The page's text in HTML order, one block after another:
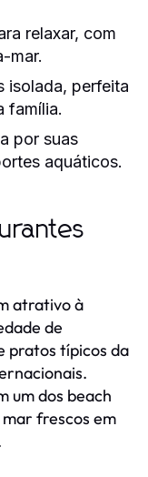
relaxar, com
mar.
isolada, perfeita
família.
por suas
aquáticos.
atrativo à
de
pratos típicos da
um dos beach
frescos em